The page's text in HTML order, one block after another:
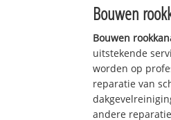
Bouwen
Bouwen
uitstekende
worden op
reparatie van
andere